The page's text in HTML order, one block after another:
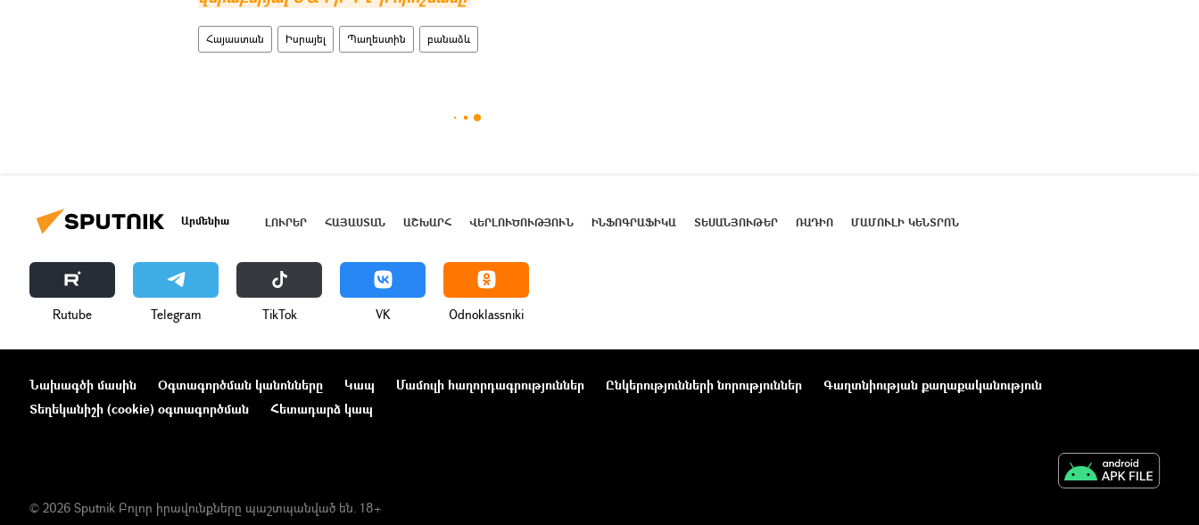
Հայաստան Իսրայել Պաղեստին բանաձև
Արմենիա ԼՈՒՐԵՐ ՀԱՅԱՍՏԱՆ ԱՇԽԱՐՀ ՎԵՐԼՈՒԾՈՒԹՅՈՒՆ ԻՆՖՈԳՐԱՖԻԿԱ ՏԵՍԱՆՅՈՒԹԵՐ ՌԱԴԻՈ ՄԱՄՈՒԼԻ ԿԵՆՏՐՈՆ
Rutube Telegram ТikТоk VK Odnoklassniki
Նախագծի մասին Օգտագործման կանոնները Կապ Մամուլի հաղորդագրություններ Ընկերությունների նորություններ
Գաղտնիության քաղաքականություն
Տեղեկանիշի (cookie) օգտագործման
Հետադարձ կապ
© 2026 Sputnik Բոլոր իրավունքները պաշտպանված են. 18+